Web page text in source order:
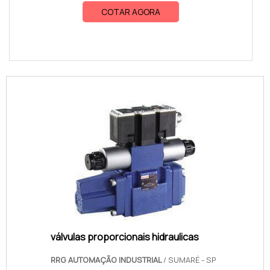
COTAR AGORA
válvulas proporcionais hidraulicas
RRG AUTOMAÇÃO INDUSTRIAL/ SUMARÉ - SP